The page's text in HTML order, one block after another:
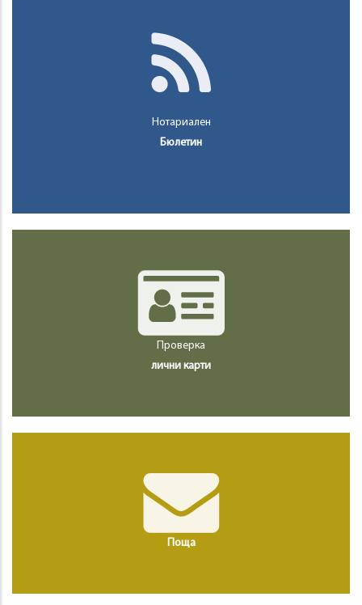
Нотариален
Бюлетин
Проверка
лични карти
Поща